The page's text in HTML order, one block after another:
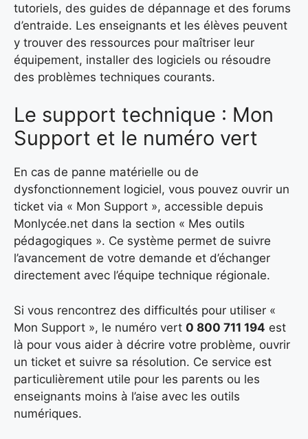
tutoriels, des guides de dépannage et des forums
d’entraide. Les enseignants et les élèves peuvent
y trouver des ressources pour maîtriser leur
équipement, installer des logiciels ou résoudre
des problèmes techniques courants.
Le support technique : Mon
Support et le numéro vert
En cas de panne matérielle ou de
dysfonctionnement logiciel, vous pouvez ouvrir un
ticket via « Mon Support », accessible depuis
Monlycée.net dans la section « Mes outils
pédagogiques ». Ce système permet de suivre
l’avancement de votre demande et d’échanger
directement avec l’équipe technique régionale.
Si vous rencontrez des difficultés pour utiliser «
Mon Support », le numéro vert 0 800 711 194 est
là pour vous aider à décrire votre problème, ouvrir
un ticket et suivre sa résolution. Ce service est
particulièrement utile pour les parents ou les
enseignants moins à l’aise avec les outils
numériques.